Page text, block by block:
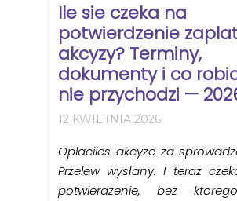
Ile sie czeka na
potwierdzenie
akcyzy? Terminy,
dokumenty i co
nie przychodzi —
12 KWIETNIA 2026
Oplaciles akcyze za
Przelew wysłany. I teraz
potwierdzenie, bez